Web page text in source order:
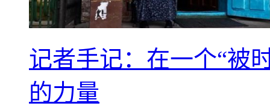
记者手记：在一个“被
的力量